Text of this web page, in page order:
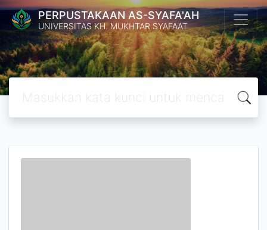
PERPUSTAKAAN AS-SYAFA'AH
UNIVERSITAS KH. MUKHTAR SYAFAAT